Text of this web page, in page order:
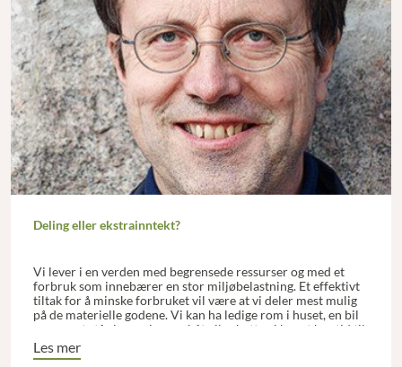
Deling eller ekstrainntekt?
Vi lever i en verden med begrensede ressurser og med et
forbruk som innebærer en stor miljøbelastning. Et effektivt
tiltak for å minske forbruket vil være at vi deler mest mulig
på de materielle godene. Vi kan ha ledige rom i huset, en bil
som mest står i garasjen, en båt eller hytte vi knapt har tid til
å bruke, redskaper som benyttes en sjelden gang osv.
Mulighetene er uendelige.
Les mer